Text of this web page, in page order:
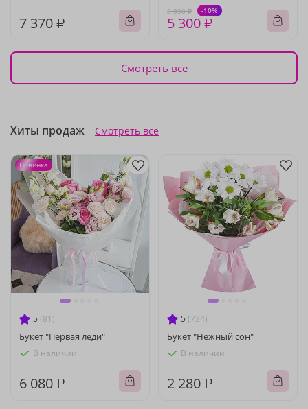
7 370 ₽
5 890 ₽ -10%
5 300 ₽
Смотреть все
Хиты продаж Смотреть все
5 (81)
Букет "Первая леди"
В наличии
6 080 ₽
Новинка
5 (734)
Букет "Нежный сон"
В наличии
2 280 ₽